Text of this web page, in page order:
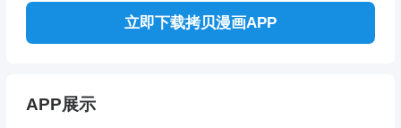
立即下载拷贝漫画APP
APP展示